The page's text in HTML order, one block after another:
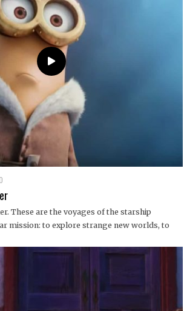
These are the voyages of the starship
mission: to explore strange new worlds, to